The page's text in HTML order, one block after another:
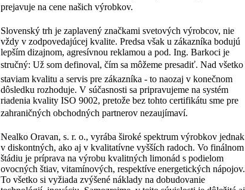
prejavuje na cene našich výrobkov.
Slovenský trh je zaplavený značkami svetových výrobcov, nie
vždy v zodpovedajúcej kvalite. Predsa však u zákazníka bodujú
lepším dizajnom, agresívnou reklamou a pod. Ing. Barkoci je
stručný: Už som definoval, čím sa môžeme presadiť. Nad všetko
staviam kvalitu a servis pre zákazníka - to naozaj v konečnom
dôsledku rozhoduje. V súčasnosti sa pripravujeme na systém
riadenia kvality ISO 9002, pretože bez tohto certifikátu sme pre
zahraničných obchodných partnerov nezaujímaví.
Nealko Oravan, s. r. o., vyrába široké spektrum výrobkov jednak
v diskontných, ako aj v kvalitatívne vyšších radoch. Vo finálnom
štádiu je príprava na výrobu kvalitných limonád s podielom
ovocných štiav, vitamínových, respektíve energetických nápojov.
To všetko si vyžiada zvýšené náklady na dobudovanie